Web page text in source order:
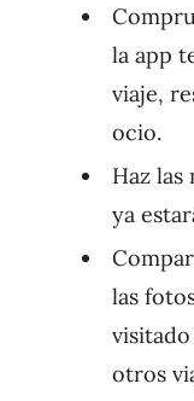
la app
viaje,
ocio.
Haz
ya
las
otros